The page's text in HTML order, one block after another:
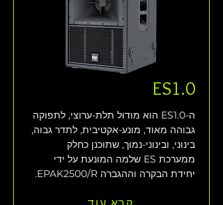
ES1.0
ה-ES1.0 הוא מודול תלת-ערוצי, לתפוקה
גבוהה מאוד, מונע-אקטיבית, לתדר גבוה,
בינוני, ובינוני-נמוך, שתוכנן כחלק
ממערכת ES שלמה המונעת על ידי
יחידת הבקרה וההגברה EPAK2500/R.